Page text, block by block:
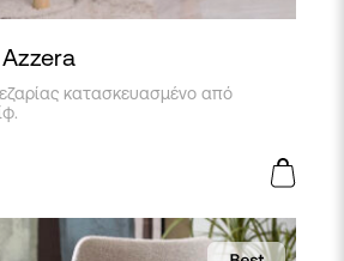
κατασκευασμένο από